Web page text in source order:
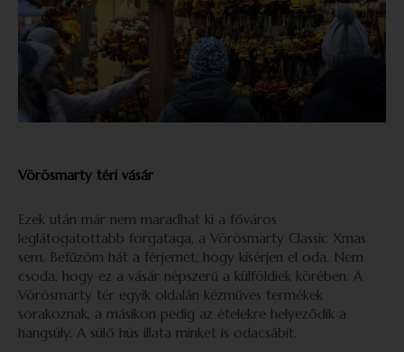
Vörösmarty téri vásár
Ezek után már nem maradhat ki a főváros
leglátogatottabb forgataga, a Vörösmarty Classic Xmas
sem. Befűzöm hát a férjemet, hogy kísérjen el oda. Nem
csoda, hogy ez a vásár népszerű a külföldiek körében. A
Vörösmarty tér egyik oldalán kézműves termékek
sorakoznak, a másikon pedig az ételekre helyeződik a
hangsúly. A sülő hús illata minket is odacsábít.